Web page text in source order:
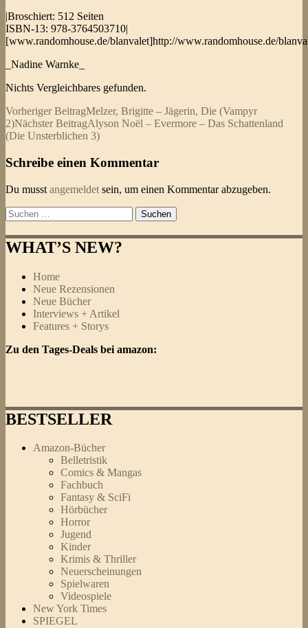
|Broschiert: 512 Seiten
ISBN-13: 978-3764503710|
[www.randomhouse.de/blanvalet]http://www.randomhouse.de/
_Nadine Warnke_
Nichts Vergleichbares gefunden.
Beitragsnavigation
Vorheriger BeitragMelzer, Brigitte – Jägerin, Die (Vampyr
2)Nächster BeitragAlyson Noël – Evermore – Das Schattenland
(Die Unsterblichen 3)
Schreibe einen Kommentar
Du musst angemeldet sein, um einen Kommentar abzugeben.
Suchen
nach:
WHAT’S NEW?
Home
Neue Rezensionen
Neue Bücher
Interviews + Artikel
Features + Storys
Zu den Tages-Deals bei amazon:
BESTSELLER
Amazon-Bücher
Belletristik
Comics & Mangas
Fachbuch
Fantasy & SciFi
Hörbücher
Horror
Jugend
Kinder
Krimis & Thriller
Neuerscheinungen
Spielwaren
Videospiele
New York Times
SPIEGEL